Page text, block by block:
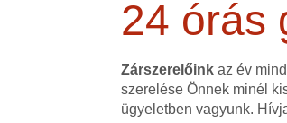
24 órás
Zárszerelőink az év
szerelése Önnek minél
ügyeletben vagyunk.